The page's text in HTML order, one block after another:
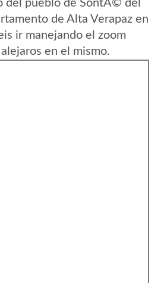
del pueblo de SontÃ© del
de Alta Verapaz en
ir manejando el zoom
en el mismo.